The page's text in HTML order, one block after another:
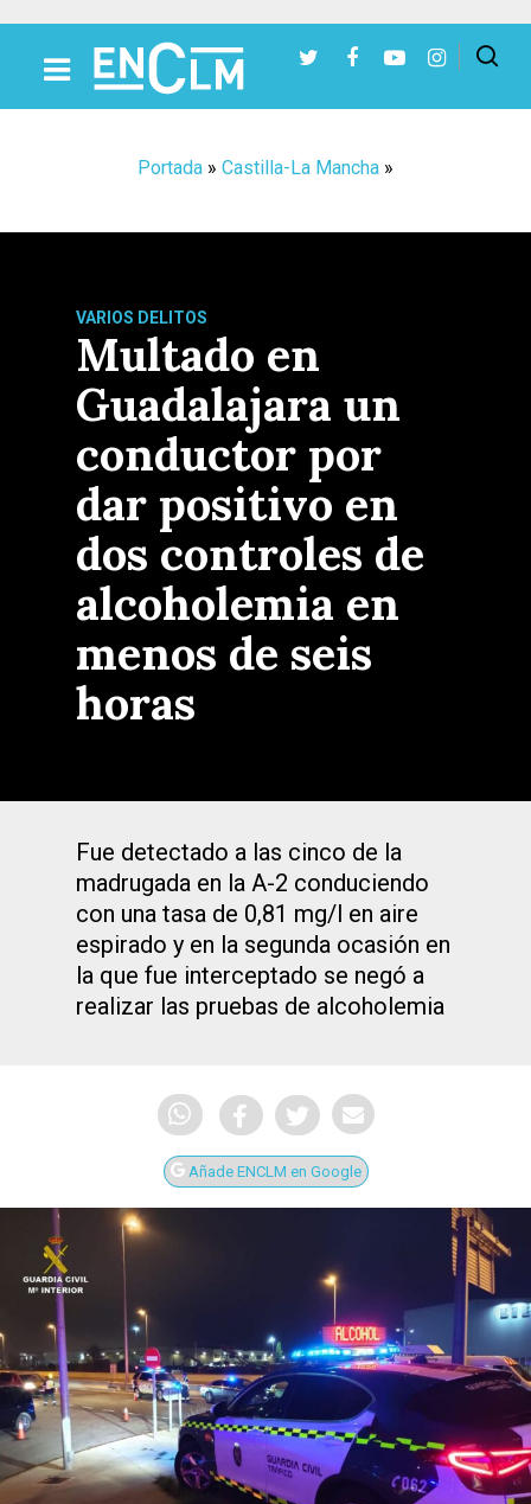
Portada » Castilla-La Mancha »
VARIOS DELITOS
Multado en
Guadalajara un
conductor por
dar positivo en
dos controles de
alcoholemia en
menos de seis
horas
Fue detectado a las cinco de la
madrugada en la A-2 conduciendo
con una tasa de 0,81 mg/l en aire
espirado y en la segunda ocasión en
la que fue interceptado se negó a
realizar las pruebas de alcoholemia
Añade ENCLM en Google